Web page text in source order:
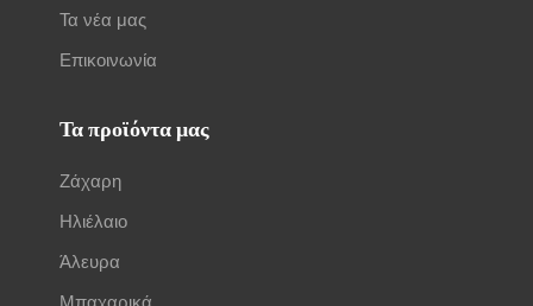
Τα νέα μας
Επικοινωνία
Τα προϊόντα μας
Ζάχαρη
Ηλιέλαιο
Άλευρα
Μπαχαρικά